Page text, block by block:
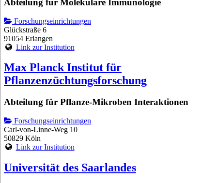
Abteilung für Molekulare Immunologie
Forschungseinrichtungen
Glückstraße 6
91054 Erlangen
Link zur Institution
Max Planck Institut für
Pflanzenzüchtungsforschung
Abteilung für Pflanze-Mikroben Interaktionen
Forschungseinrichtungen
Carl-von-Linne-Weg 10
50829 Köln
Link zur Institution
Universität des Saarlandes